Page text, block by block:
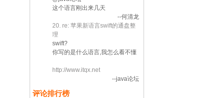
这个语言刚出来几天
--何清龙
20. re: 苹果新语言swift的通盘整
理
swift?
你写的是什么语言,我怎么看不懂
http://www.itqx.net
--java论坛
评论排行榜